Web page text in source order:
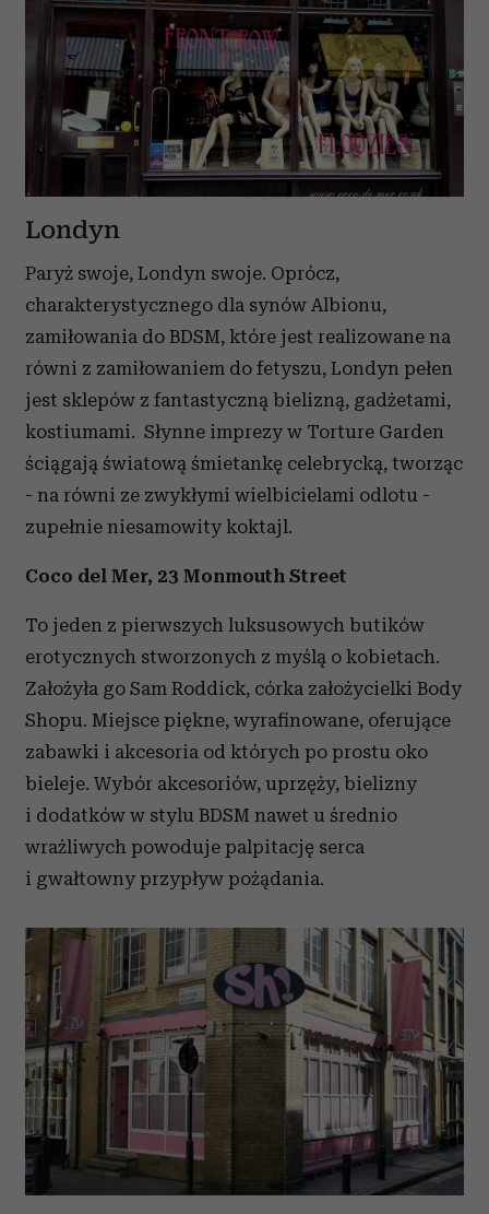
Londyn
Paryż swoje, Londyn swoje. Oprócz,
charakterystycznego dla synów Albionu,
zamiłowania do BDSM, które jest realizowane na
równi z zamiłowaniem do fetyszu, Londyn pełen
jest sklepów z fantastyczną bielizną, gadżetami,
kostiumami. Słynne imprezy w Torture Garden
ściągają światową śmietankę celebrycką, tworząc
- na równi ze zwykłymi wielbicielami odlotu -
zupełnie niesamowity koktajl.
Coco del Mer, 23 Monmouth Street
To jeden z pierwszych luksusowych butików
erotycznych stworzonych z myślą o kobietach.
Założyła go Sam Roddick, córka założycielki Body
Shopu. Miejsce piękne, wyrafinowane, oferujące
zabawki i akcesoria od których po prostu oko
bieleje. Wybór akcesoriów, uprzęży, bielizny
i dodatków w stylu BDSM nawet u średnio
wrażliwych powoduje palpitację serca
i gwałtowny przypływ pożądania.